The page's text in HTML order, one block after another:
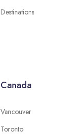
Destinations
Canada
Vancouver
Toronto